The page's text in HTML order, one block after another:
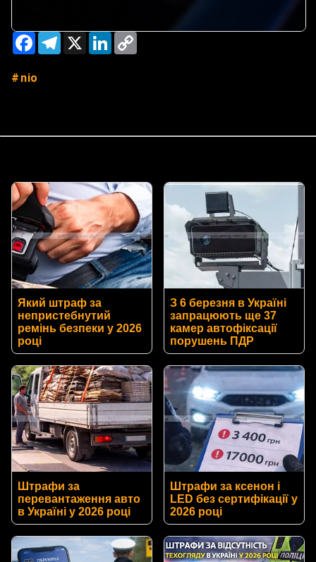
FacebookTelegram
X LinkedIn
nio
Який штраф за
непристебнутий
ремінь безпеки у 2026
році
З 6 березня в Україні
запрацюють ще 37
камер автофіксації
порушень ПДР
Штрафи за
перевантаження авто
в Україні у 2026 році
Штрафи за ксенон і
LED без сертифікації у
2026 році